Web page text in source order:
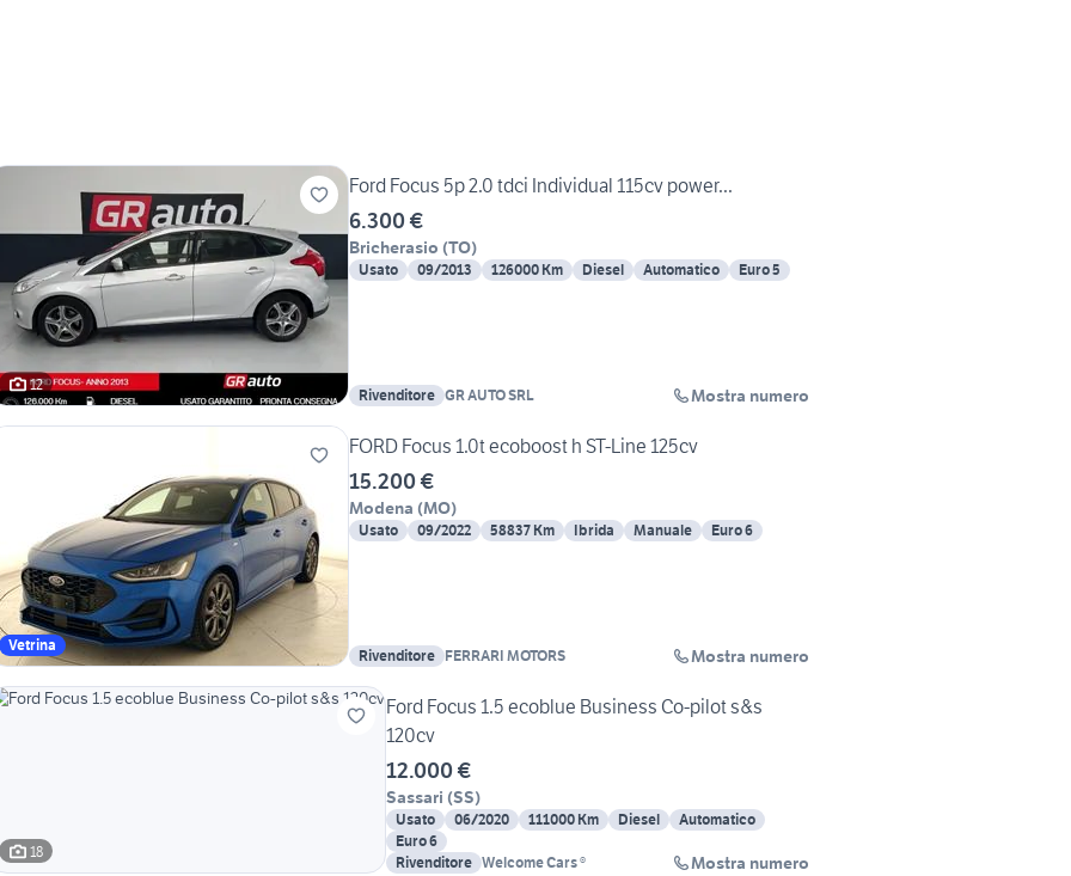
12
Ford Focus 5p 2.0 tdci Individual 115cv power...
6.300 €
Bricherasio (TO)
Usato 09/2013 126000 Km Diesel Automatico Euro 5
Rivenditore GR AUTO SRL Mostra numero
Vetrina
FORD Focus 1.0t ecoboost h ST-Line 125cv
15.200 €
Modena (MO)
Usato 09/2022 58837 Km Ibrida Manuale Euro 6
Rivenditore FERRARI MOTORS Mostra numero
18
Ford Focus 1.5 ecoblue Business Co-pilot s&s
120cv
12.000 €
Sassari (SS)
Usato 06/2020 111000 Km Diesel
Automatico
Euro 6
Rivenditore Welcome Cars ® Mostra numero